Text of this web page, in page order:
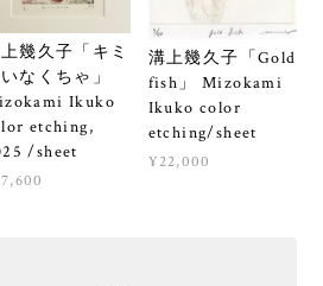
幾久子「キミ
なくちゃ」
Ikuko
etching,
/sheet
溝上幾久子「Gold
fish」 Mizokami
Ikuko color
etching/sheet
¥22,000